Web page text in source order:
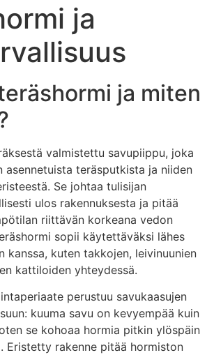
ja
ja miten
valmistettu savupiippu, joka
asennetuista teräsputkista ja niiden
Se johtaa tulisijan
ulos rakennuksesta ja pitää
riittävän korkeana vedon
sopii käytettäväksi lähes
kanssa, kuten takkojen, leivinuunien
kattiloiden yhteydessä.
perustuu savukaasujen
kuuma savu on kevyempää kuin
se kohoaa hormia pitkin ylöspäin
Eristetty rakenne pitää hormiston